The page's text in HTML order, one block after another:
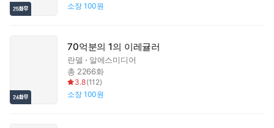
소장 100원
70억분의 1의 이레귤러
란델
알에스미디어
총 2266화
3.8(112)
소장 100원